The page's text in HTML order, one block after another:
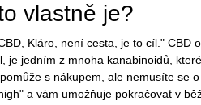
vlastně je?
Kláro, není cesta, je to cíl."
je jedním z mnoha kanabinoidů,
s nákupem, ale nemusíte se
a vám umožňuje pokračovat v